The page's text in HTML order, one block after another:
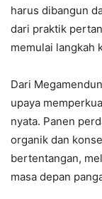
harus dibangun
dari praktik
memulai langkah
Dari
upaya
nyata. Panen
organik dan
bertentangan,
masa depan